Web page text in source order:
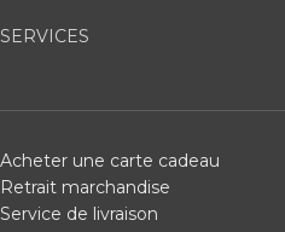
SERVICES
Acheter une carte cadeau
Retrait marchandise
Service de livraison